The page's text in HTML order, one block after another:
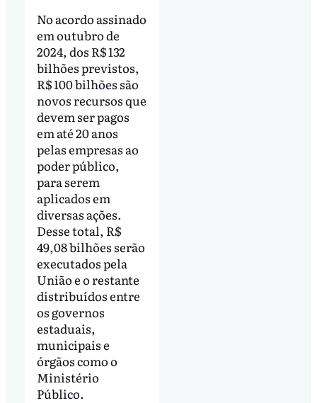
No acordo assinado
em outubro de
2024, dos R$ 132
bilhões previstos,
R$ 100 bilhões são
novos recursos que
devem ser pagos
em até 20 anos
pelas empresas ao
poder público,
para serem
aplicados em
diversas ações.
Desse total, R$
49,08 bilhões serão
executados pela
União e o restante
distribuídos entre
os governos
estaduais,
municipais e
órgãos como o
Ministério
Público.